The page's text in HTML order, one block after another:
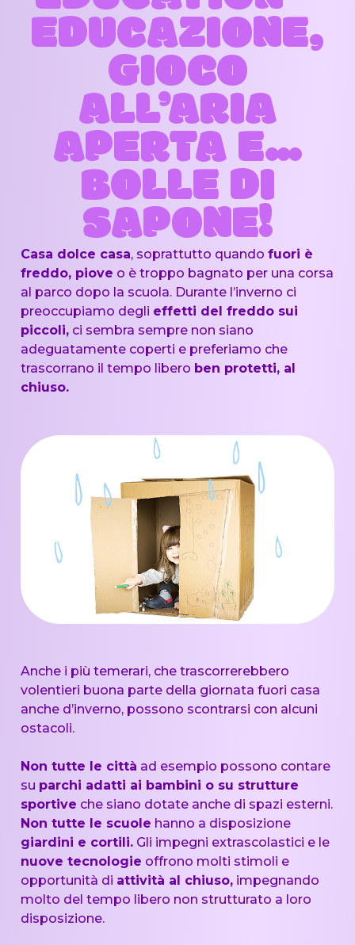
EDUCAZIONE,
GIOCO
ALL’ARIA
APERTA E…
BOLLE DI
SAPONE!
Casa dolce casa, soprattutto quando fuori è
freddo, piove o è troppo bagnato per una corsa
al parco dopo la scuola. Durante l’inverno ci
preoccupiamo degli effetti del freddo sui
piccoli,ci sembra sempre non siano
adeguatamente coperti e preferiamo che
trascorrano il tempo libero ben protetti, al
chiuso.
Anche i più temerari, che trascorrerebbero
volentieri buona parte della giornata fuori casa
anche d’inverno, possono scontrarsi con alcuni
ostacoli.
Non tutte le città ad esempio possono contare
su parchi adatti ai bambini o su strutture
sportive che siano dotate anche di spazi esterni.
Non tutte le scuole hanno a disposizione
giardini e cortili.Gli impegni extrascolastici e le
nuove tecnologie offrono molti stimoli e
opportunità di attività al chiuso,impegnando
molto del tempo libero non strutturato a loro
disposizione.